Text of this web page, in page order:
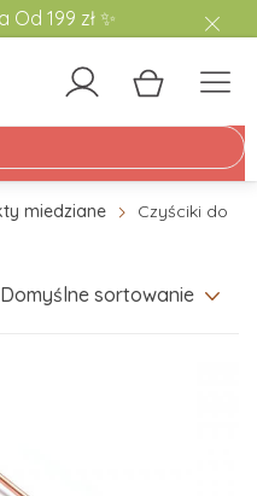
199 zł ✨
miedziane
Czyściki do
Domyślne sortowanie